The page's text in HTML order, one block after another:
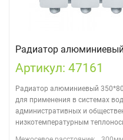
Радиатор
Артикул: 47161
Радиатор алюминиевый
для применения в системах
административных и
низкотемпературным